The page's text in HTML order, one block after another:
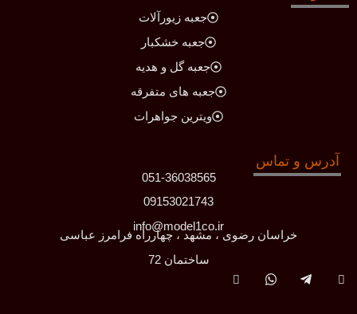
جعبه زیورآلات
جعبه خشکبار
جعبه گل و هدیه
جعبه های متفرقه
ویترین جواهرات
آدرس و تماس
051-36038565
09153021743
info@model1co.ir
خراسان رضوی ، مشهد ، چهارراه فرامرز عباسی
ساختمان 72